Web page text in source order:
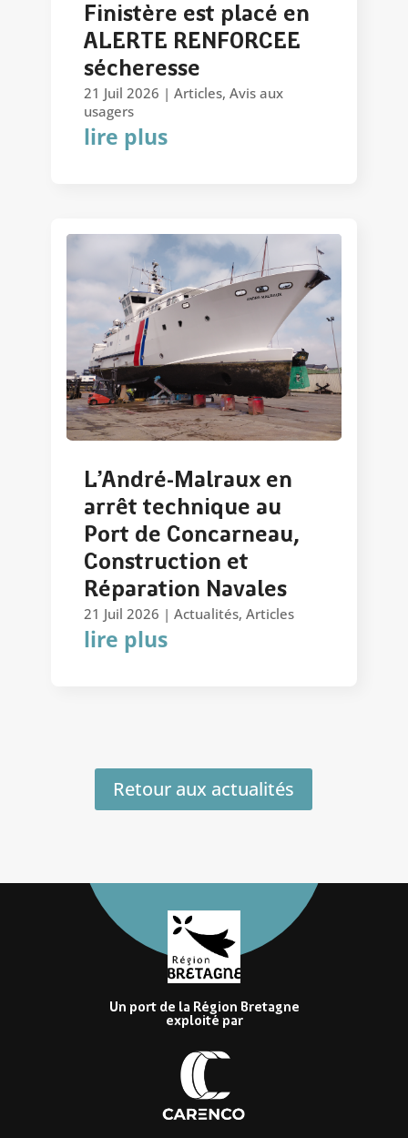
Finistère est placé en
ALERTE RENFORCEE
sécheresse
21 Juil 2026 | Articles, Avis aux
usagers
lire plus
L’André-Malraux en
arrêt technique au
Port de Concarneau,
Construction et
Réparation Navales
21 Juil 2026 | Actualités, Articles
lire plus
Retour aux actualités
Un port de la Région Bretagne
exploité par